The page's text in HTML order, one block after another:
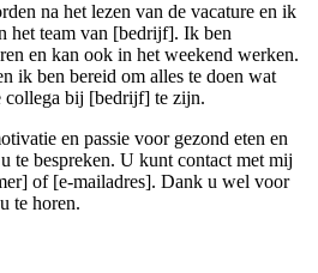
na het lezen van de vacature en ik
het team van [bedrijf]. Ik ben
en kan ook in het weekend werken.
ik ben bereid om alles te doen wat
collega bij [bedrijf] te zijn.
en passie voor gezond eten en
te bespreken. U kunt contact met mij
of [e-mailadres]. Dank u wel voor
te horen.